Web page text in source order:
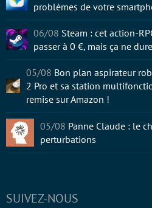
SUIVEZ-NOUS
problèmes de votre
06/08 Steam : cet action-
passer à 0 €, mais ça ne
05/08 Bon plan aspirateur
2 Pro et sa station
remise sur Amazon !
05/08 Panne Claude : le
perturbations